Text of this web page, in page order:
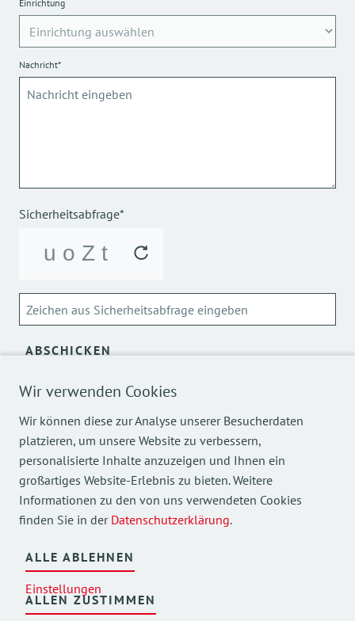
Wir verwenden Cookies
Wir können diese zur Analyse unserer Besucherdaten
platzieren, um unsere Website zu verbessern,
personalisierte Inhalte anzuzeigen und Ihnen ein
großartiges Website-Erlebnis zu bieten. Weitere
Informationen zu den von uns verwendeten Cookies
finden Sie in der Datenschutzerklärung.
ALLE ABLEHNEN
Einstellungen
ALLEN ZUSTIMMEN
Einrichtung
Nachricht*
Sicherheitsabfrage*
ABSCHICKEN
Über die Verarbeitung meiner personenbezogenen Daten
Mehr Einblicke in unsere Arbeit finden Sie auch auf
unseren Social Media Kanälen.